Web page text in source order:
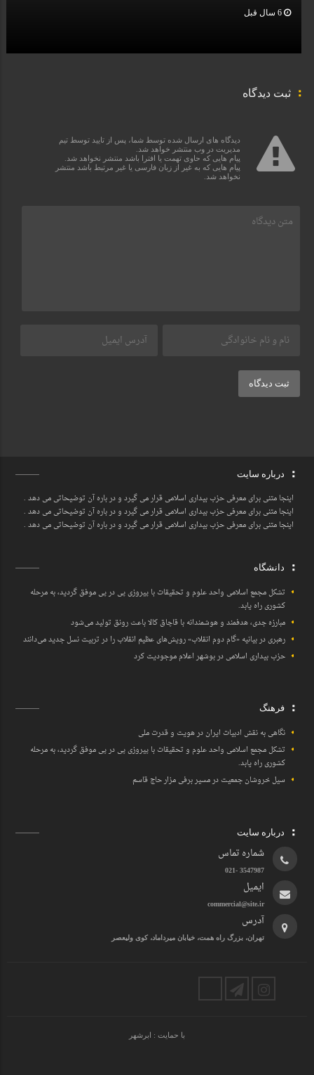
6 سال قبل
ثبت دیدگاه
دیدگاه های ارسال شده توسط شما، پس از تایید توسط تیم
مدیریت در وب منتشر خواهد شد.
پیام هایی که حاوی تهمت یا افترا باشد منتشر نخواهد شد.
پیام هایی که به غیر از زبان فارسی یا غیر مرتبط باشد منتشر
نخواهد شد.
ثبت دیدگاه
درباره سایت
اینجا متنی برای معرفی حزب بیداری اسلامی قرار می گیرد و در باره آن توضیحاتی می دهد .
اینجا متنی برای معرفی حزب بیداری اسلامی قرار می گیرد و در باره آن توضیحاتی می دهد .
اینجا متنی برای معرفی حزب بیداری اسلامی قرار می گیرد و در باره آن توضیحاتی می دهد .
دانشگاه
تشکل مجمع اسلامی واحد علوم و تحقیقات با پیروزی پی در پی موفق گردید، به مرحله
کشوری راه یابد.
مبارزه جدی، هدفمند و هوشمندانه با قاچاق کالا باعث رونق تولید می‌شود
رهبری در بیانیه «گام دوم انقلاب» رویش‌های عظیم انقلاب را در تربیت نسل جدید می‌دانند
حزب بیداری اسلامی در بوشهر اعلام موجودیت کرد
فرهنگ
نگاهی به نقش ادبیات ایران در هویت و قدرت ملی
تشکل مجمع اسلامی واحد علوم و تحقیقات با پیروزی پی در پی موفق گردید، به مرحله
کشوری راه یابد.
سیل خروشان جمعیت در مسیر برفی مزار حاج قاسم
درباره سایت
شماره تماس
3547987 -021
ایمیل
commercial@site.ir
آدرس
تهران، بزرگ راه همت، خیابان میرداماد، کوی ولیعصر
با حمایت : ابرشهر